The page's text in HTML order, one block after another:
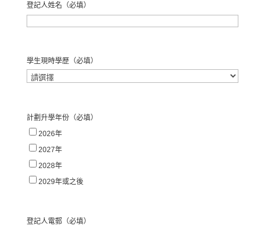
登記人姓名 （必填）
學生現時學歷（必填）
計劃升學年份（必填）
2026年
2027年
2028年
2029年或之後
登記人電郵（必填）